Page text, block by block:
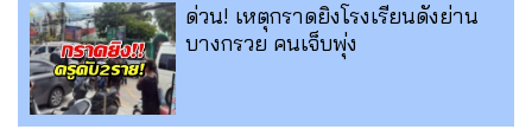
ด่วน! เหตุกราดยิงโรงเรียนดังย่าน
บางกรวย คนเจ็บพุ่ง